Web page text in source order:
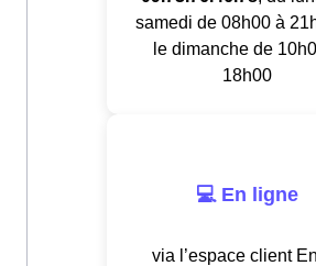
samedi de 08h00 à
le dimanche de
18h00
💻 En ligne
via l’espace client